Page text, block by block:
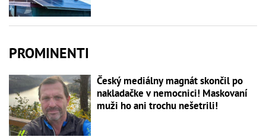
PROMINENTI
Český mediálny magnát skončil po
nakladačke v nemocnici! Maskovaní
muži ho ani trochu nešetrili!